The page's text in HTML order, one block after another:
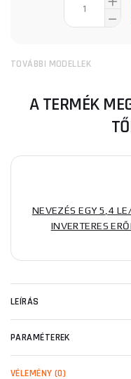
TOVÁBBI MODELLEK
A TERMÉK
NEVEZÉS EGY 5,4
INVERTERES
LEÍRÁS
PARAMÉTEREK
VÉLEMÉNY (0)